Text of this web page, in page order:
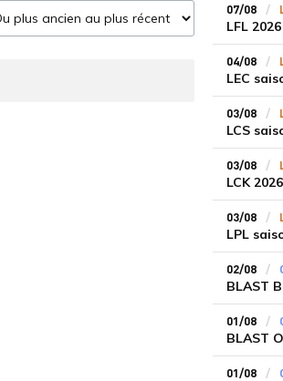
07/08
LFL
04/08
LEC
03/08
LCS
03/08
LCK
03/08
LPL
02/08
BLAST
01/08
01/08